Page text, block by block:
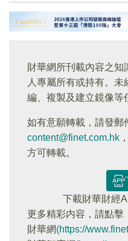
財華網所刊載內容之知
人專屬所有或持有。
編、複製及建立鏡像等
如有意願轉載，請發郵
content@finet.com.hk
方可轉載。
下載財華財經
更多精彩内容，請點擊
財華網(https://